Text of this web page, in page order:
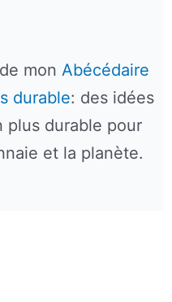
mon Abécédaire
durable: des idées
plus durable pour
et la planète.